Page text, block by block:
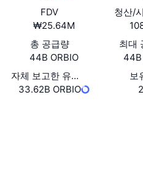
FDV
₩25.64M
청산/
총 공급량
44B ORBIO
최대
44B
자체 보고한 유통량
33.62B ORBIO
보